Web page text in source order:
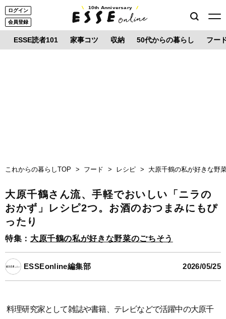
ログイン
会員登録
10th Anniversary
ESSE読者101 家事コツ 収納 50代からの暮らし フー
これからの暮らしTOP フード レシピ 大原千鶴の私が好きな野
大原千鶴さん流、手軽でおいしい「ニラの
おかず」レシピ2つ。お酒のおつまみにもぴ
ったり
特集： 大原千鶴の私が好きな野菜のごちそう
ESSEonline編集部 2026/05/25
料理研究家として雑誌や書籍、テレビなどで活躍中の大原千